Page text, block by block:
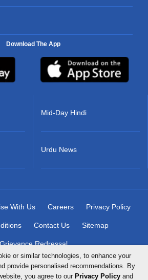
Download The App
Mid-Day Hindi
Urdu News
With Us Careers Privacy Policy
Contact Us Sitemap
Redressal
or similar technologies, to enhance your
provide personalised recommendations. By
you agree to our Privacy Policyand